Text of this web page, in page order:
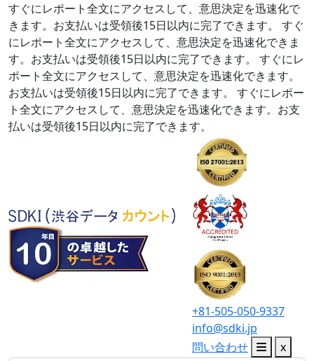
すぐにレポート全文にアクセスして、意思決定を迅速化で
きます。お支払いは受領後15日以内に完了できます。
すぐ
にレポート全文にアクセスして、意思決定を迅速化できま
す。お支払いは受領後15日以内に完了できます。
すぐにレ
ポート全文にアクセスして、意思決定を迅速化できます。
お支払いは受領後15日以内に完了できます。
すぐにレポー
ト全文にアクセスして、意思決定を迅速化できます。お支
払いは受領後15日以内に完了できます。
+81-505-050-9337
info@sdki.jp
問い合わせ
x